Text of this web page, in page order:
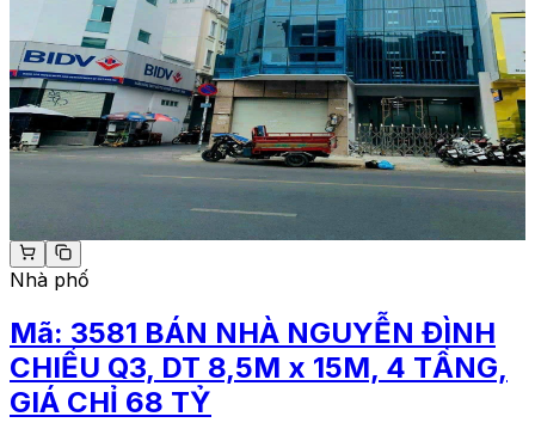
Nhà phố
Mã: 3581 BÁN NHÀ NGUYỄN ĐÌNH
CHIỂU Q3, DT 8,5M x 15M, 4 TẦNG,
GIÁ CHỈ 68 TỶ